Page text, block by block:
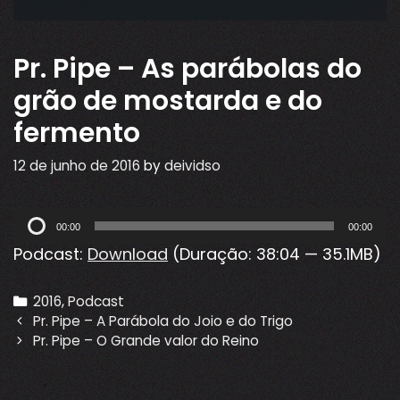
Pr. Pipe – As parábolas do
grão de mostarda e do
fermento
12 de junho de 2016 bydeividso
Tocador
de
áudio
00:00 00:00
Podcast: Download (Duração: 38:04 — 35.1MB)
Categories
2016,Podcast
Post
navigation
Pr. Pipe – A Parábola do Joio e do Trigo
Pr. Pipe – O Grande valor do Reino